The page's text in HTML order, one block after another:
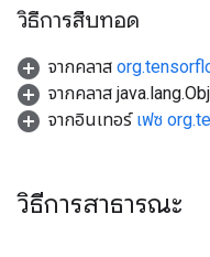
วิธีการสืบทอด
จากคลาส
จากคลาส
จากอินเทอร์ เฟซ
วิธีการสาธารณะ